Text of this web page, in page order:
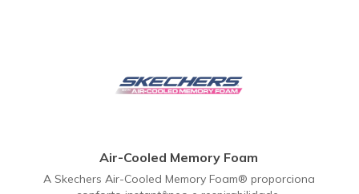
Air-Cooled Memory Foam
A Skechers Air-Cooled Memory Foam® proporciona